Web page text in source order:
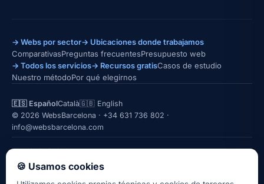
→ Webs por sector→ Ubicaciones donde trabajamos
ComparativasPreguntas frecuentesPresupuesto web
→ Todos los servicios→ Recursos gratisCasos de estudio
Nuestro métodoPor qué elegirnos
🇪🇸 EspañolCatalà🇬🇧 English
© 2026 WebsBarcelona · +34 631 736 802 ·
info@websbarcelona.com
★★★★★5,0 · 26 reseñas en GoogleLinkedInInstagram
Quién está detrás →
🍪 Usamos cookies